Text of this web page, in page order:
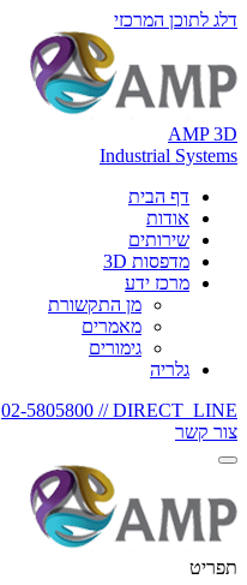
דלג לתוכן המרכזי
AMP 3D
Industrial Systems
דף הבית
אודות
שירותים
מדפסות 3D
מרכז ידע
מן התקשורת
מאמרים
גימורים
גלריה
DIRECT_LINE //
02-5805800
צור קשר
תפריט